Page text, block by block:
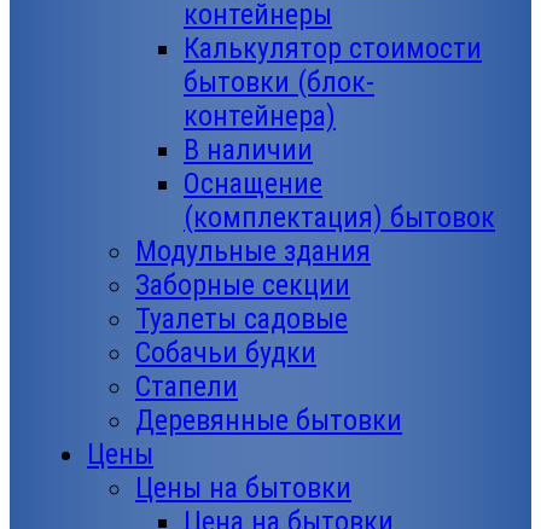
контейнеры
Калькулятор стоимости
бытовки (блок-
контейнера)
В наличии
Оснащение
(комплектация) бытовок
Модульные здания
Заборные секции
Туалеты садовые
Собачьи будки
Стапели
Деревянные бытовки
Цены
Цены на бытовки